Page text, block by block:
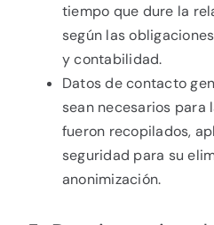
tiempo que dure la
según las
y contabilidad.
Datos de contacto
sean necesarios para
fueron recopilados,
seguridad para su
anonimización.